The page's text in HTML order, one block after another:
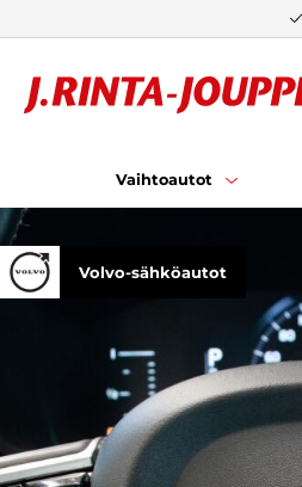
Vaihtoautot
Volvo-sähköautot